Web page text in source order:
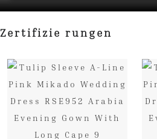
Zertifizie rungen